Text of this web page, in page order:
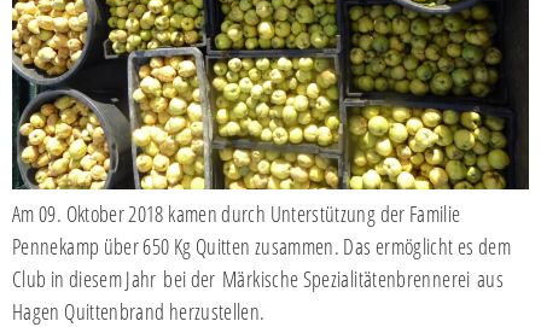
Am 09. Oktober 2018 kamen durch Unterstützung der Familie
Pennekamp über 650 Kg Quitten zusammen. Das ermöglicht es dem
Club in diesem Jahr bei der Märkische Spezialitätenbrennerei aus
Hagen Quittenbrand herzustellen.